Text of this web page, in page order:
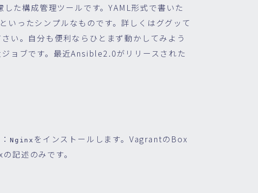
た構成管理ツールです。YAML形式で書いた
ったシンプルなものです。詳しくはググッて
い。自分も便利ならひとまず動かしてみよう
ョブです。最近Ansible2.0がリリースされた
Nginx をインストールします。VagrantのBox
記述のみです。